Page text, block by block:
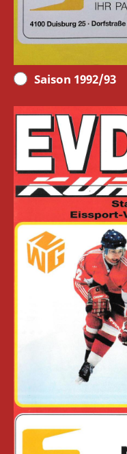
Saison 1992/93